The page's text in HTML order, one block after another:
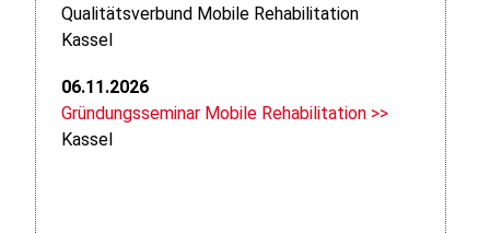
Qualitätsverbund Mobile Rehabilitation
Kassel
06.11.2026
Gründungsseminar Mobile Rehabilitation >>
Kassel